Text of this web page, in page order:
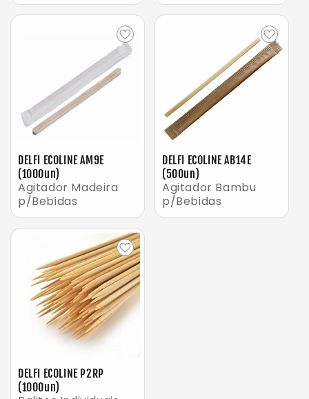
DELFI ECOLINE AM9E
(1000un)
Agitador Madeira
p/Bebidas
DELFI ECOLINE AB14E
(500un)
Agitador Bambu
p/Bebidas
DELFI ECOLINE P2RP
(1000un)